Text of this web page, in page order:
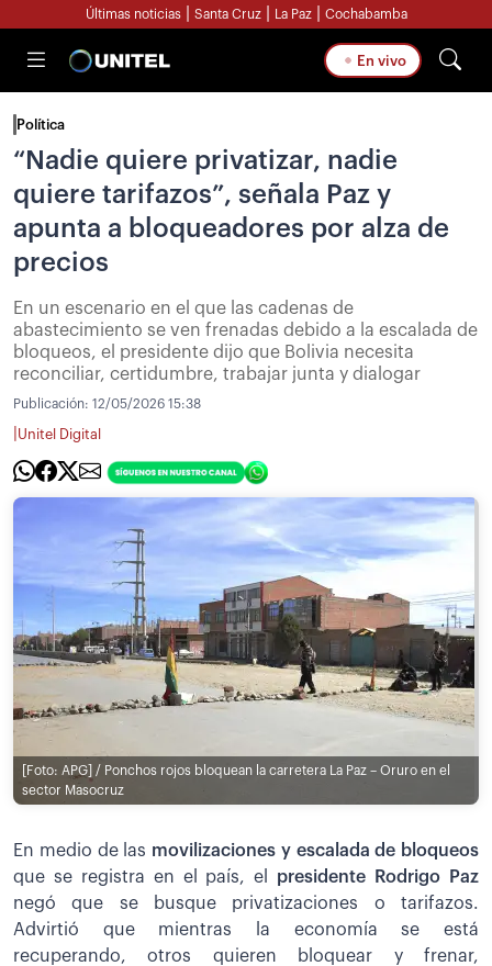
Últimas noticias Santa Cruz La Paz Cochabamba
En vivo
Política
“Nadie quiere privatizar, nadie
quiere tarifazos”, señala Paz y
apunta a bloqueadores por alza de
precios
En un escenario en el que las cadenas de
abastecimiento se ven frenadas debido a la escalada de
bloqueos, el presidente dijo que Bolivia necesita
reconciliar, certidumbre, trabajar junta y dialogar
Publicación: 12/05/2026 15:38
Unitel Digital
[Foto: APG] / Ponchos rojos bloquean la carretera La Paz – Oruro en el
sector Masocruz
En medio de las movilizaciones y escalada de bloqueos
que se registra en el país, el presidente Rodrigo Paz
negó que se busque privatizaciones o tarifazos.
Advirtió que mientras la economía se está
recuperando, otros quieren bloquear y frenar,